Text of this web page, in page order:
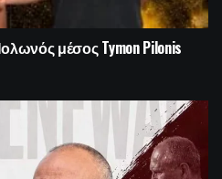
μέσος Tymon Pilonis